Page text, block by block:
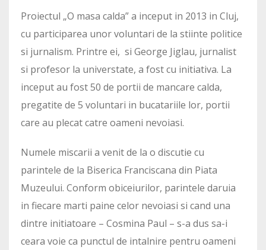
Proiectul „O masa calda” a inceput in 2013 in Cluj,
cu participarea unor voluntari de la stiinte politice
si jurnalism. Printre ei, si George Jiglau, jurnalist
si profesor la universtate, a fost cu initiativa. La
inceput au fost 50 de portii de mancare calda,
pregatite de 5 voluntari in bucatariile lor, portii
care au plecat catre oameni nevoiasi.
Numele miscarii a venit de la o discutie cu
parintele de la Biserica Franciscana din Piata
Muzeului. Conform obiceiurilor, parintele daruia
in fiecare marti paine celor nevoiasi si cand una
dintre initiatoare – Cosmina Paul – s-a dus sa-i
ceara voie ca punctul de intalnire pentru oameni